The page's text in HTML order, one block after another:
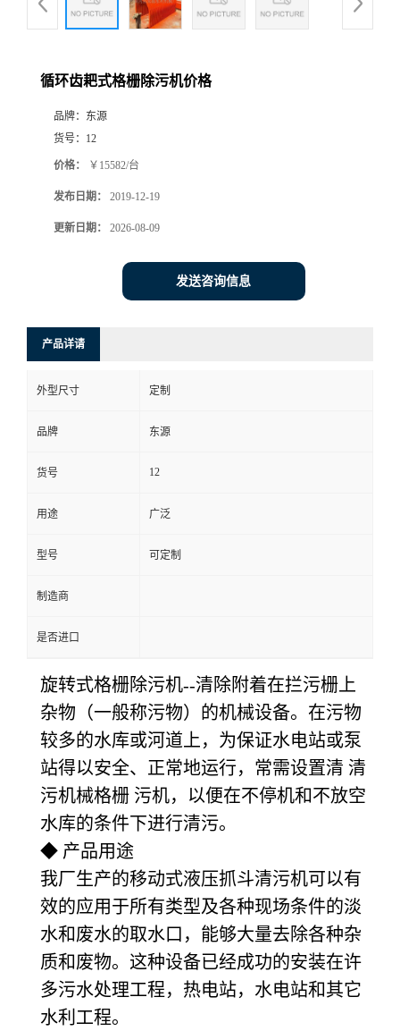
循环齿耙式格栅除污机价格
品牌： 东源
货号： 12
价格： ￥15582/台
发布日期： 2019-12-19
更新日期： 2026-08-09
发送咨询信息
产品详请
外型尺寸 定制
品牌 东源
货号 12
用途 广泛
型号 可定制
制造商
是否进口
旋转式格栅除污机--清除附着在拦污栅上
杂物（一般称污物）的机械设备。在污物
较多的水库或河道上，为保证水电站或泵
站得以安全、正常地运行，常需设置清 清
污机械格栅 污机，以便在不停机和不放空
水库的条件下进行清污。
◆ 产品用途
我厂生产的移动式液压抓斗清污机可以有
效的应用于所有类型及各种现场条件的淡
水和废水的取水口，能够大量去除各种杂
质和废物。这种设备已经成功的安装在许
多污水处理工程，热电站，水电站和其它
水利工程。